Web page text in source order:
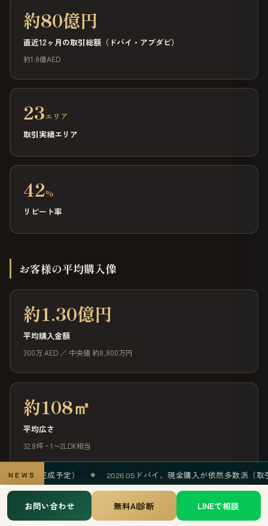
約80億円
直近12ヶ月の取引総額（ドバイ・アブダビ）
約1.8億AED
23エリア
取引実績エリア
42%
リピート率
お客様の平均購入像
約1.30億円
平均購入金額
300万 AED ／ 中央値 約8,800万円
約108㎡
平均広さ
32.8坪・1〜2LDK相当
約113万円
平均㎡単価
お問い合わせ 無料AI診断 LINEで相談
NEWS
予定） ◆ 2026.05ドバイ、現金購入が依然多数派（取引の8割超）